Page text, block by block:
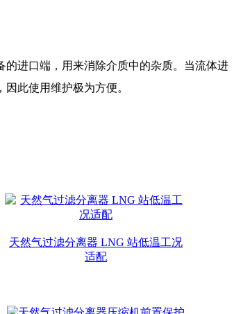
进口端，用来消除介质中的杂质。当流体进
此使用维护极为方便。
天然气过滤分离器 LNG 站低温工况
适配